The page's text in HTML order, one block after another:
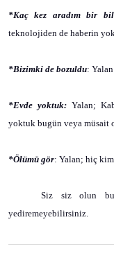
*Kaç kez aradım bir
teknolojiden de haberin
*Bizimki de bozuldu:
*Evde yoktuk: Yalan;
yoktuk bugün veya müsait
*Ölümü gör: Yalan; hiç
Siz siz olun
yediremeyebilirsiniz.